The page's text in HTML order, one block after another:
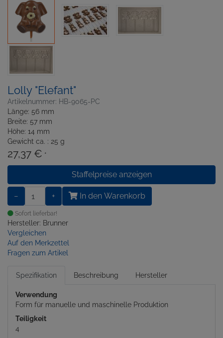
Lolly "Elefant"
Artikelnummer: HB-9065-PC
Länge: 56 mm
Breite: 57 mm
Höhe: 14 mm
Gewicht ca. : 25 g
27,37 € *
Staffelpreise anzeigen
− + In den Warenkorb
Sofort lieferbar!
Hersteller: Brunner
Vergleichen
Auf den Merkzettel
Fragen zum Artikel
Spezifikation Beschreibung Hersteller
Verwendung
Form für manuelle und maschinelle Produktion
Teiligkeit
4